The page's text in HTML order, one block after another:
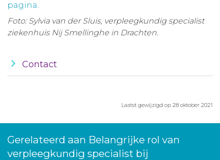
pagina.
Foto: Sylvia van der Sluis, verpleegkundig specialist
ziekenhuis Nij Smellinghe in Drachten.
Contact
Laatst gewijzigd op 28 oktober 2021
Gerelateerd aan Belangrijke rol van
verpleegkundig specialist bij